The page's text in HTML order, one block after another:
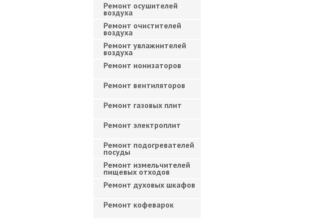
Ремонт осушителей
воздуха
Ремонт очистителей
воздуха
Ремонт увлажнителей
воздуха
Ремонт ионизаторов
Ремонт вентиляторов
Ремонт газовых плит
Ремонт электроплит
Ремонт подогревателей
посуды
Ремонт измельчителей
пищевых отходов
Ремонт духовых шкафов
Ремонт кофеварок